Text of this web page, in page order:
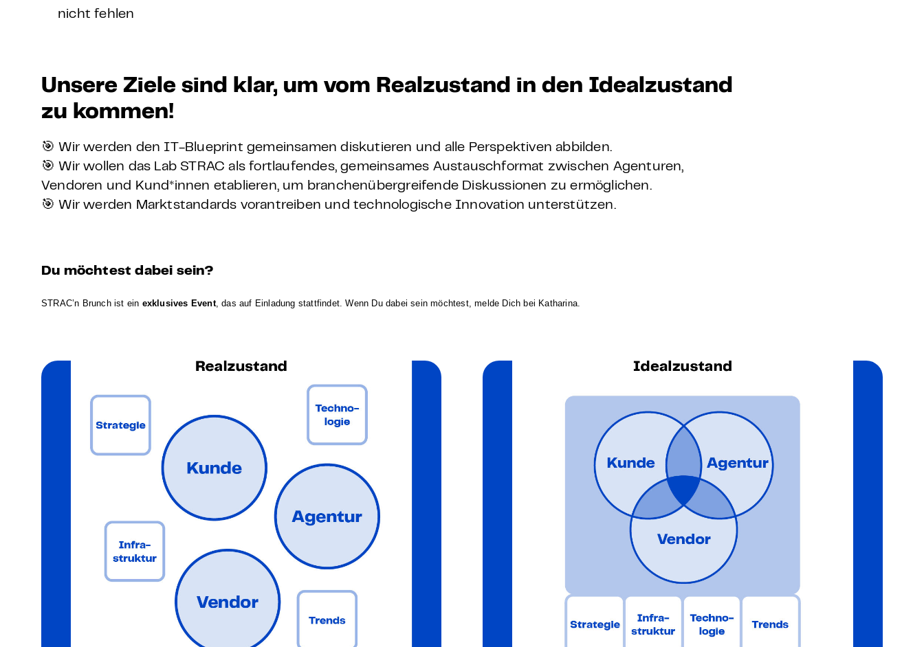
nicht fehlen
Unsere Ziele sind klar, um vom Realzustand in den Idealzustand
zu kommen!
🎯 Wir werden den IT-Blueprint gemeinsamen diskutieren und alle Perspektiven abbilden.
🎯 Wir wollen das Lab STRAC als fortlaufendes, gemeinsames Austauschformat zwischen Agenturen,
Vendoren und Kund*innen etablieren, um branchenübergreifende Diskussionen zu ermöglichen.
🎯 Wir werden Marktstandards vorantreiben und technologische Innovation unterstützen.
Du möchtest dabei sein?
STRAC’n Brunch ist ein exklusives Event, das auf Einladung stattfindet. Wenn Du dabei sein möchtest, melde Dich bei Katharina.